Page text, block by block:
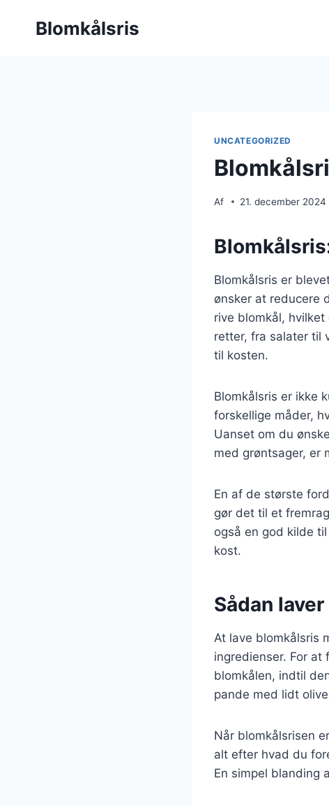
Blomkålsris
UNCATEGORIZED
Af 21. december 2024
Blomkålsris er
ønsker at reducere
rive blomkål,
retter, fra salater til
til kosten.
Blomkålsris er ikke
forskellige måder,
Uanset om du
med grøntsager, er
En af de største
gør det til et
også en god kilde
kost.
Sådan
At lave blomkålsris
ingredienser. For
blomkålen, indtil
pande med lidt
Når blomkålsrisen
alt efter hvad du
En simpel blanding